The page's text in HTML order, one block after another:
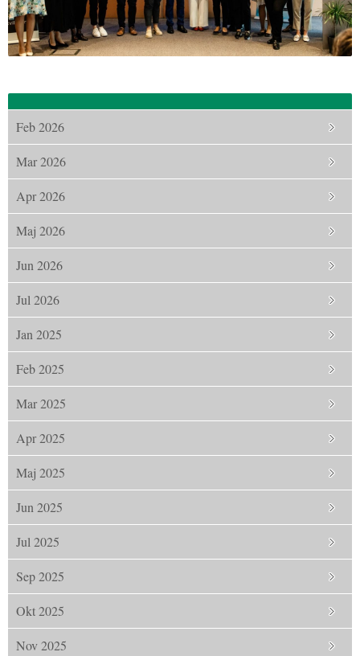
Feb 2026
Mar 2026
Apr 2026
Maj 2026
Jun 2026
Jul 2026
Jan 2025
Feb 2025
Mar 2025
Apr 2025
Maj 2025
Jun 2025
Jul 2025
Sep 2025
Okt 2025
Nov 2025